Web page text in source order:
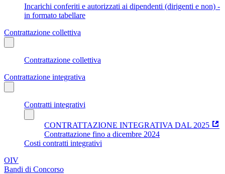
Incarichi conferiti e autorizzati ai dipendenti (dirigenti e non) -
in formato tabellare
Contrattazione collettiva
Contrattazione collettiva
Contrattazione integrativa
Contratti integrativi
CONTRATTAZIONE INTEGRATIVA DAL 2025
Contrattazione fino a dicembre 2024
Costi contratti integrativi
OIV
Bandi di Concorso